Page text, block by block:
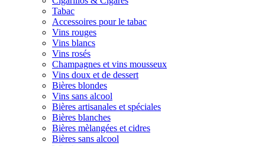
Tabac
Accessoires pour le tabac
Vins rouges
Vins blancs
Vins rosés
Champagnes et vins mousseux
Vins doux et de dessert
Bières blondes
Vins sans alcool
Bières artisanales et spéciales
Bières blanches
Bières mèlangées et cidres
Bières sans alcool